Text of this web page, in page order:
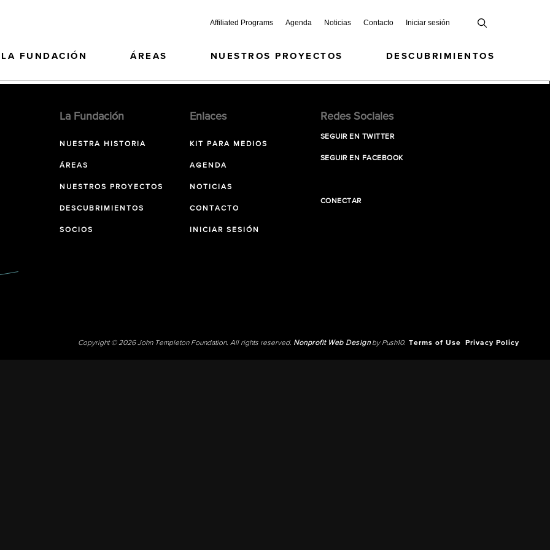
Affiliated Programs Agenda Noticias Contacto Iniciar sesión
LA FUNDACIÓN ÁREAS NUESTROS PROYECTOS DESCUBRIMIENTOS
La Fundación
NUESTRA HISTORIA
ÁREAS
NUESTROS PROYECTOS
DESCUBRIMIENTOS
SOCIOS
Enlaces
KIT PARA MEDIOS
AGENDA
NOTICIAS
CONTACTO
INICIAR SESIÓN
Redes Sociales
SEGUIR EN TWITTER
SEGUIR EN FACEBOOK
CONECTAR
Copyright © 2026 John Templeton Foundation. All rights reserved. Nonprofit Web Designby Push10. Terms of Use Privacy Policy